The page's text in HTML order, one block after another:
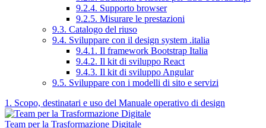
9.2.4. Supporto browser
9.2.5. Misurare le prestazioni
9.3. Catalogo del riuso
9.4. Sviluppare con il design system .italia
9.4.1. Il framework Bootstrap Italia
9.4.2. Il kit di sviluppo React
9.4.3. Il kit di sviluppo Angular
9.5. Sviluppare con i modelli di sito e servizi
1. Scopo, destinatari e uso del Manuale operativo di design
Team per la Trasformazione Digitale